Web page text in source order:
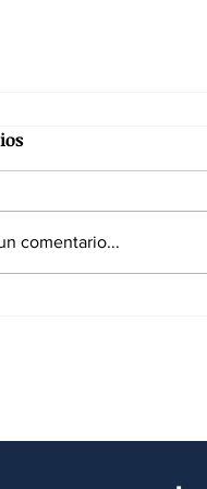
comentario...